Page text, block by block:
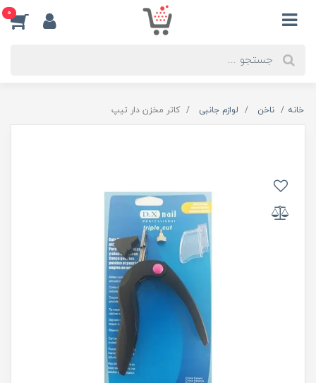
0
خانه ناخن لوازم جانبی کاتر مخزن دار تیپ